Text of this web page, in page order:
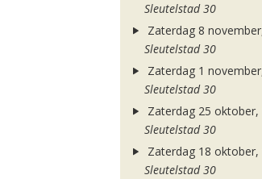
Sleutelstad 30
Zaterdag 8
Sleutelstad 30
Zaterdag 1
Sleutelstad 30
Zaterdag 25 oktober,
Sleutelstad 30
Zaterdag 18 oktober,
Sleutelstad 30